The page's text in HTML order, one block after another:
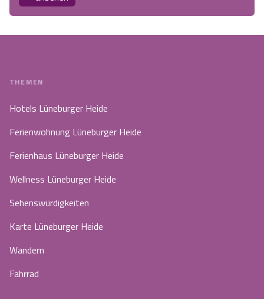
THEMEN
Hotels Lüneburger Heide
Ferienwohnung Lüneburger Heide
Ferienhaus Lüneburger Heide
Wellness Lüneburger Heide
Sehenswürdigkeiten
Karte Lüneburger Heide
Wandern
Fahrrad